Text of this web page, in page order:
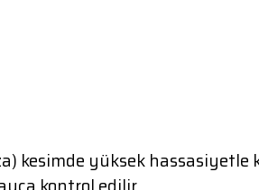
kesimde yüksek hassasiyetle